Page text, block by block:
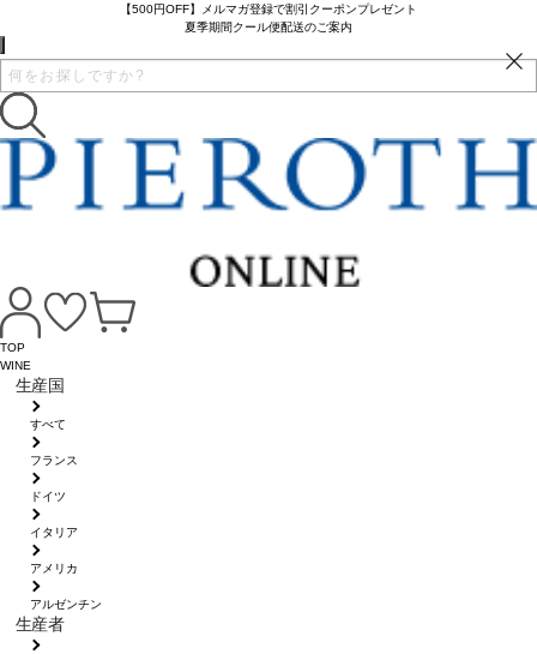
【500円OFF】メルマガ登録で割引クーポンプレゼント
夏季期間クール便配送のご案内
TOP
WINE
生産国
すべて
フランス
ドイツ
イタリア
アメリカ
アルゼンチン
生産者